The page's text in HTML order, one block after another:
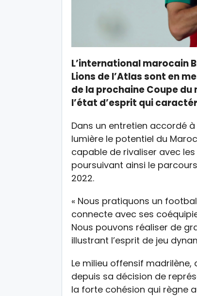
L’international marocain
Lions de l’Atlas sont en
de la prochaine Coupe du
l’état d’esprit qui
Dans un entretien accordé à
lumière le potentiel du
capable de rivaliser avec
poursuivant ainsi le
2022.
« Nous pratiquons un
connecte avec ses
Nous pouvons réaliser de
illustrant l’esprit de jeu
Le milieu offensif madrilène,
depuis sa décision de
la forte cohésion qui règne